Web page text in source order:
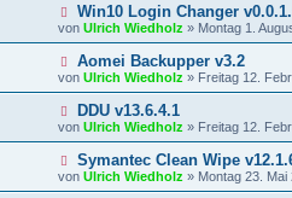
Win10 Login Changer
von Ulrich Wiedholz » Montag 1.
Aomei Backupper v3.2
von Ulrich Wiedholz » Freitag 12.
DDU v13.6.4.1
von Ulrich Wiedholz » Freitag 12.
Symantec Clean Wipe
von Ulrich Wiedholz » Montag 23. Mai